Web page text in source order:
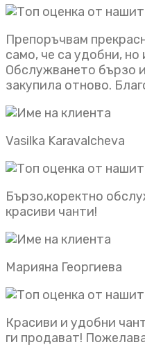
Препоръчвам
само, че са удобни, но
Обслужването бързо
закупила отново.
Vasilka Karavalcheva
Бързо,коректно
красиви чанти!
Марияна Георгиева
Красиви и удобни
ги продават!